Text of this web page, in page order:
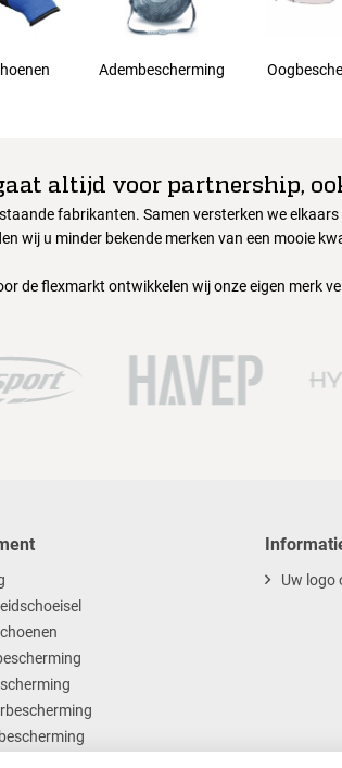
Adembescherming
altijd voor partnership,
fabrikanten. Samen versterken we
wij u minder bekende merken van een mooie
de flexmarkt ontwikkelen wij onze eigen merk
Uw logo